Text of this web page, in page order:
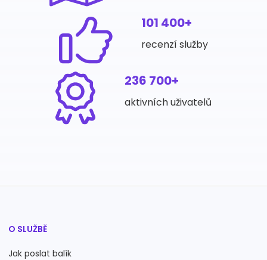
101 400+
recenzí služby
236 700+
aktivních uživatelů
O SLUŽBĚ
Jak poslat balík